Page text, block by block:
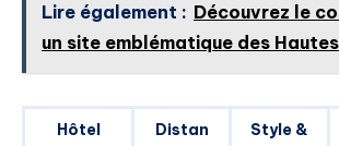
Lire également : Découvrez le
un site emblématique des
Hôtel
Distan
Style &